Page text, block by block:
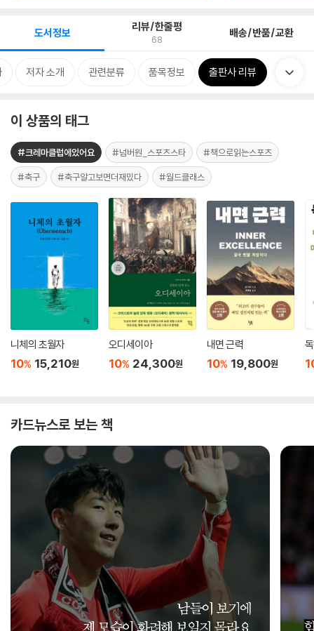
도서정보 리뷰/한줄평
68 배송/반품/교환
저자 소개 관련분류 품목정보 출판사 리뷰
이 상품의 태그
#크레마클럽에있어요 #넘버원_스포츠스타 #책으로읽는스포츠
#축구 #축구알고보면더재밌다 #월드클래스
니체의 초월자
10% 15,210원
오디세이아
10% 24,300원
내면 근력
10% 19,800원
카드뉴스로 보는 책